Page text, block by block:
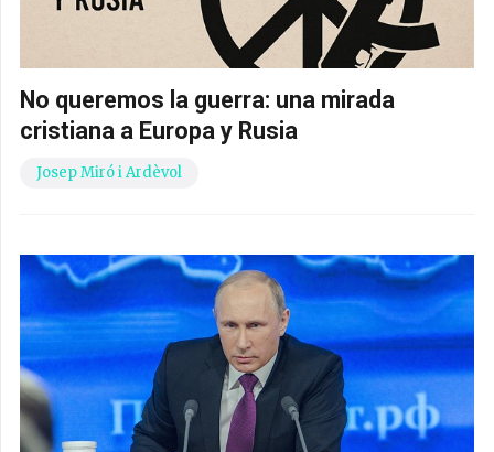
No queremos la guerra: una mirada
cristiana a Europa y Rusia
Josep Miró i Ardèvol